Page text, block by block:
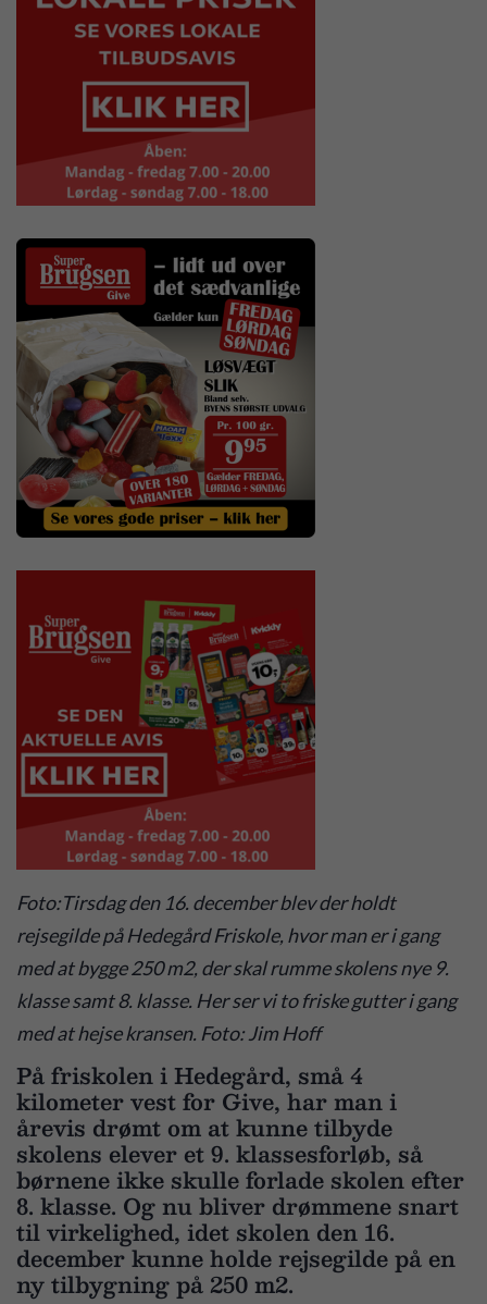
Foto:Tirsdag den 16. december blev der holdt
rejsegilde på Hedegård Friskole, hvor man er i gang
med at bygge 250 m2, der skal rumme skolens nye 9.
klasse samt 8. klasse. Her ser vi to friske gutter i gang
med at hejse kransen. Foto: Jim Hoff
På friskolen i Hedegård, små 4
kilometer vest for Give, har man i
årevis drømt om at kunne tilbyde
skolens elever et 9. klassesforløb, så
børnene ikke skulle forlade skolen efter
8. klasse. Og nu bliver drømmene snart
til virkelighed, idet skolen den 16.
december kunne holde rejsegilde på en
ny tilbygning på 250 m2.